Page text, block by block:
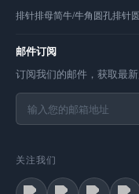
排针排母简牛/牛角圆孔排针
邮件订阅
订阅我们的邮件，获取最
关注我们